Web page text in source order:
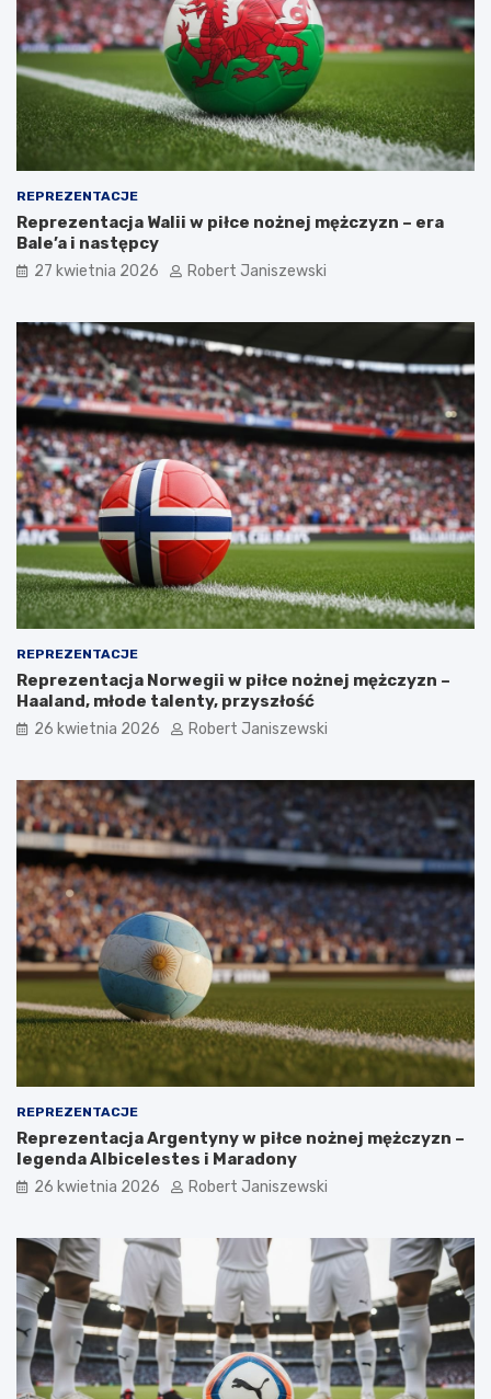
REPREZENTACJE
Reprezentacja Walii w piłce nożnej mężczyzn – era
Bale’a i następcy
27 kwietnia 2026 Robert Janiszewski
REPREZENTACJE
Reprezentacja Norwegii w piłce nożnej mężczyzn –
Haaland, młode talenty, przyszłość
26 kwietnia 2026 Robert Janiszewski
REPREZENTACJE
Reprezentacja Argentyny w piłce nożnej mężczyzn –
legenda Albicelestes i Maradony
26 kwietnia 2026 Robert Janiszewski